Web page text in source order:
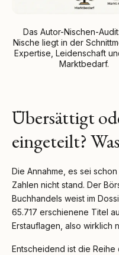
Das Autor-Nischen-
Nische liegt in der
Expertise, Leidenschaft
Marktbedarf.
Übersättigt
eingeteilt?
Die Annahme, es sei
Zahlen nicht stand. Der
Buchhandels weist im
65.717 erschienene Titel
Erstauflagen, also wirklich
Entscheidend ist die Reihe